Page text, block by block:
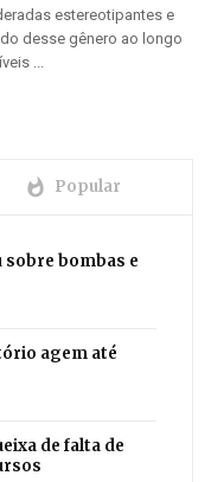
estereotipantes e
desse gênero ao longo
...
whatshot Popular
sobre bombas e
agem até
de falta de